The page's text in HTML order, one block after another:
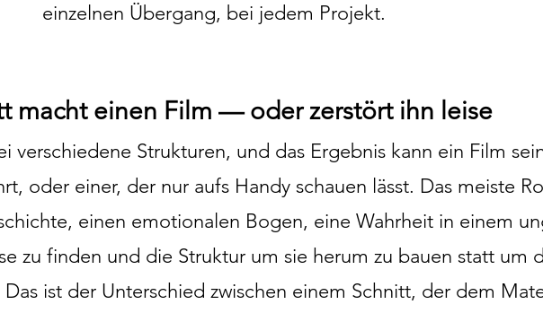
einzelnen Übergang, bei jedem Projekt.
macht einen Film — oder zerstört ihn leise
verschiedene Strukturen, und das Ergebnis kann ein Film
oder einer, der nur aufs Handy schauen lässt. Das meiste
einen emotionalen Bogen, eine Wahrheit in einem
zu finden und die Struktur um sie herum zu bauen statt um
ist der Unterschied zwischen einem Schnitt, der dem